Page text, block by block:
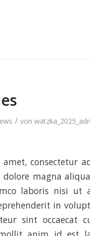
/ von
consectetur
magna
laboris nisi ut
in
sint occaecat